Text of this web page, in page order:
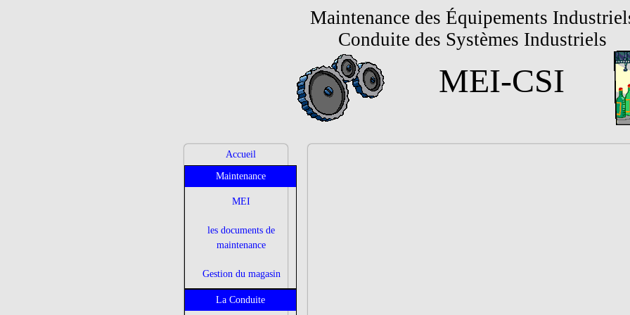
Maintenance des Équipements
Conduite des Systèmes Industriels
MEI-CSI
Accueil
Maintenance
MEI
les documents de
maintenance
Gestion du magasin
La Conduite